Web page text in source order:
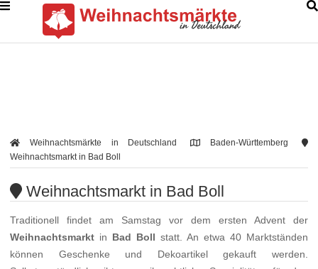
Weihnachtsmärkte in Deutschland
Baden-Württemberg
Weihnachtsmarkt in Bad Boll
Weihnachtsmarkt in Bad Boll
Traditionell findet am Samstag vor dem ersten Advent der
Weihnachtsmarkt in Bad Boll statt. An etwa 40 Marktständen
können Geschenke und Dekoartikel gekauft werden.